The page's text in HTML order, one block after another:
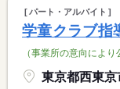
パート・アルバイト
学童クラブ指
（事業所の意向により
東京都西東京